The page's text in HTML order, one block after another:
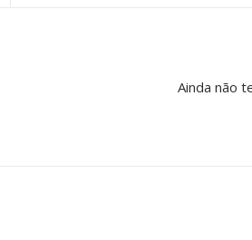
Ainda não